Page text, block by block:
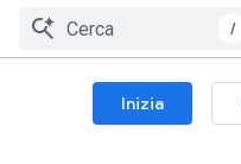
/
Inizia